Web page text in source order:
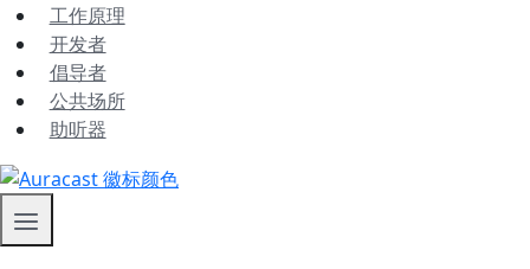
工作原理
开发者
倡导者
公共场所
助听器